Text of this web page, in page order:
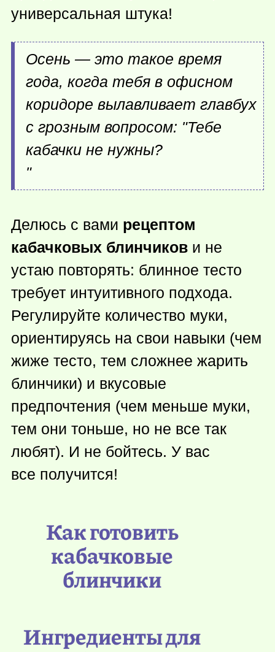
универсальная штука!
Осень — это такое время
года, когда тебя в офисном
коридоре вылавливает главбух
с грозным вопросом: "Тебе
кабачки не нужны?
"
Делюсь с вами рецептом
кабачковых блинчиков и не
устаю повторять: блинное тесто
требует интуитивного подхода.
Регулируйте количество муки,
ориентируясь на свои навыки (чем
жиже тесто, тем сложнее жарить
блинчики) и вкусовые
предпочтения (чем меньше муки,
тем они тоньше, но не все так
любят). И не бойтесь. У вас
все получится!
Как готовить
кабачковые
блинчики
Ингредиенты для